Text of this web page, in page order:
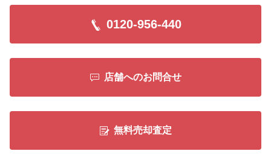
0120-956-440
店舗へのお問合せ
無料売却査定